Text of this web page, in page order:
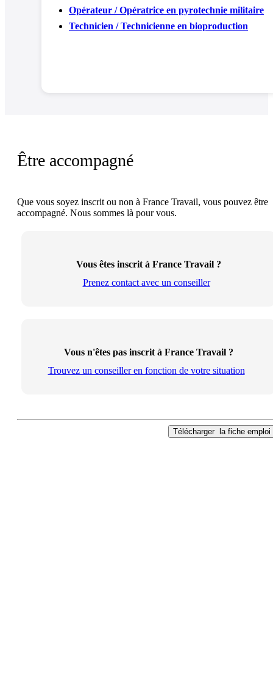
Opérateur / Opératrice en pyrotechnie militaire
Technicien / Technicienne en bioproduction
Être accompagné
Que vous soyez inscrit ou non à France Travail, vous pouvez être
accompagné. Nous sommes là pour vous.
Vous êtes inscrit à France Travail ?
Prenez contact avec un conseiller
Vous n'êtes pas inscrit à France Travail ?
Trouvez un conseiller en fonction de votre situation
Télécharger la fiche emploi